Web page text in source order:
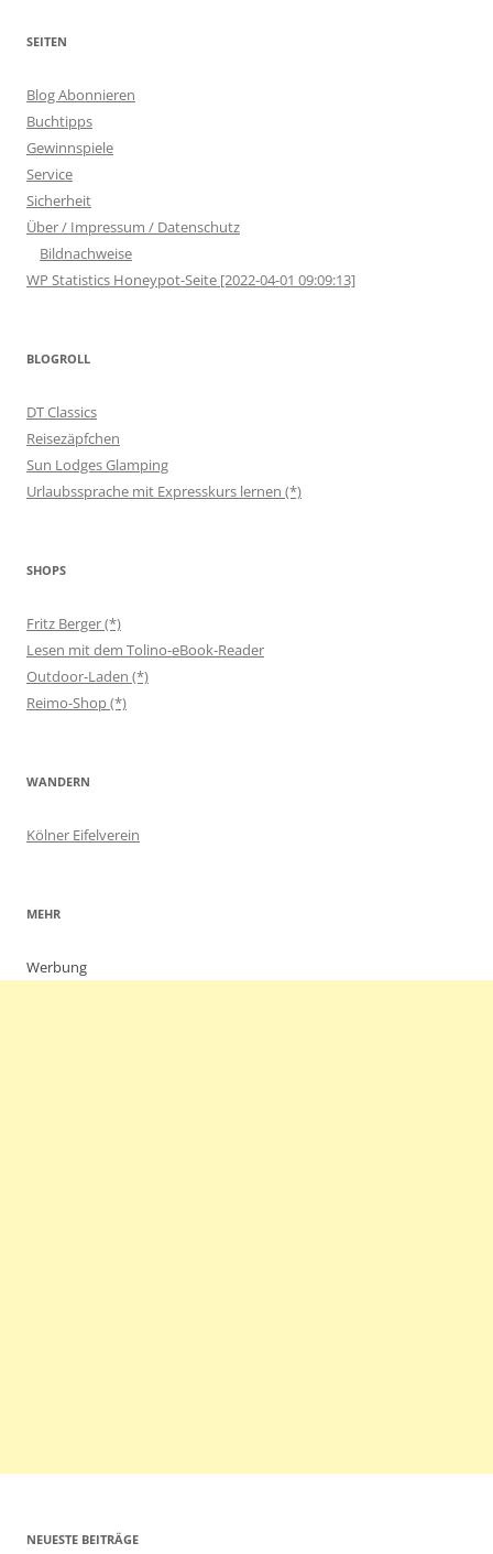
SEITEN
Blog Abonnieren
Buchtipps
Gewinnspiele
Service
Sicherheit
Über / Impressum / Datenschutz
Bildnachweise
WP Statistics Honeypot-Seite [2022-04-01 09:09:13]
BLOGROLL
DT Classics
Reisezäpfchen
Sun Lodges Glamping
Urlaubssprache mit Expresskurs lernen (*)
SHOPS
Fritz Berger (*)
Lesen mit dem Tolino-eBook-Reader
Outdoor-Laden (*)
Reimo-Shop (*)
WANDERN
Kölner Eifelverein
MEHR
Werbung
NEUESTE BEITRÄGE